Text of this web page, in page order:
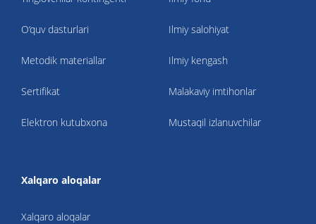
O‘quv dasturlari
Metodik materiallar
Sertifikat
Elektron kutubxona
Ilmiy salohiyat
Ilmiy kengash
Malakaviy imtihonlar
Mustaqil izlanuvchilar
Xalqaro aloqalar
Xalqaro aloqalar